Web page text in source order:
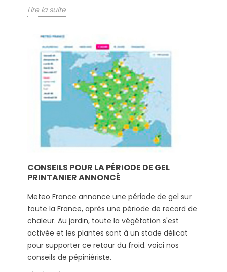
Lire la suite
CONSEILS POUR LA PÉRIODE DE GEL
PRINTANIER ANNONCÉ
Meteo France annonce une période de gel sur
toute la France, après une période de record de
chaleur. Au jardin, toute la végétation s'est
activée et les plantes sont à un stade délicat
pour supporter ce retour du froid. voici nos
conseils de pépiniériste.